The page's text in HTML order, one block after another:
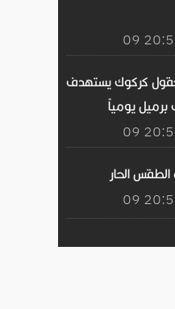
كركوك يستهدف
الحار